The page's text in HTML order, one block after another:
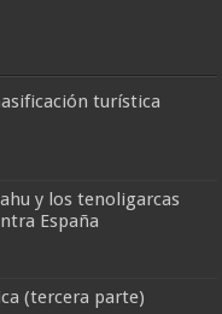
turística
y los tenoligarcas
España
(tercera parte)